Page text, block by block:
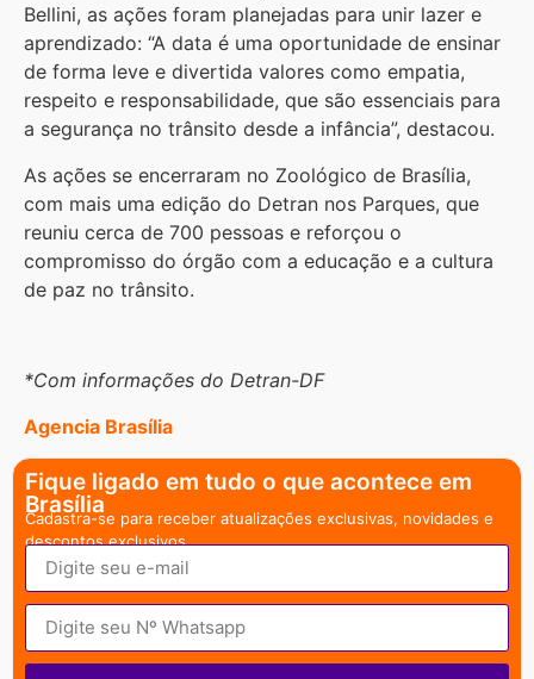
Bellini, as ações foram planejadas para unir lazer e
aprendizado: “A data é uma oportunidade de ensinar
de forma leve e divertida valores como empatia,
respeito e responsabilidade, que são essenciais para
a segurança no trânsito desde a infância”, destacou.
As ações se encerraram no Zoológico de Brasília,
com mais uma edição do Detran nos Parques, que
reuniu cerca de 700 pessoas e reforçou o
compromisso do órgão com a educação e a cultura
de paz no trânsito.
*Com informações do Detran-DF
Agencia Brasília
Fique ligado em tudo o que acontece em
Brasília
Cadastra-se para receber atualizações exclusivas, novidades e
descontos exclusivos.